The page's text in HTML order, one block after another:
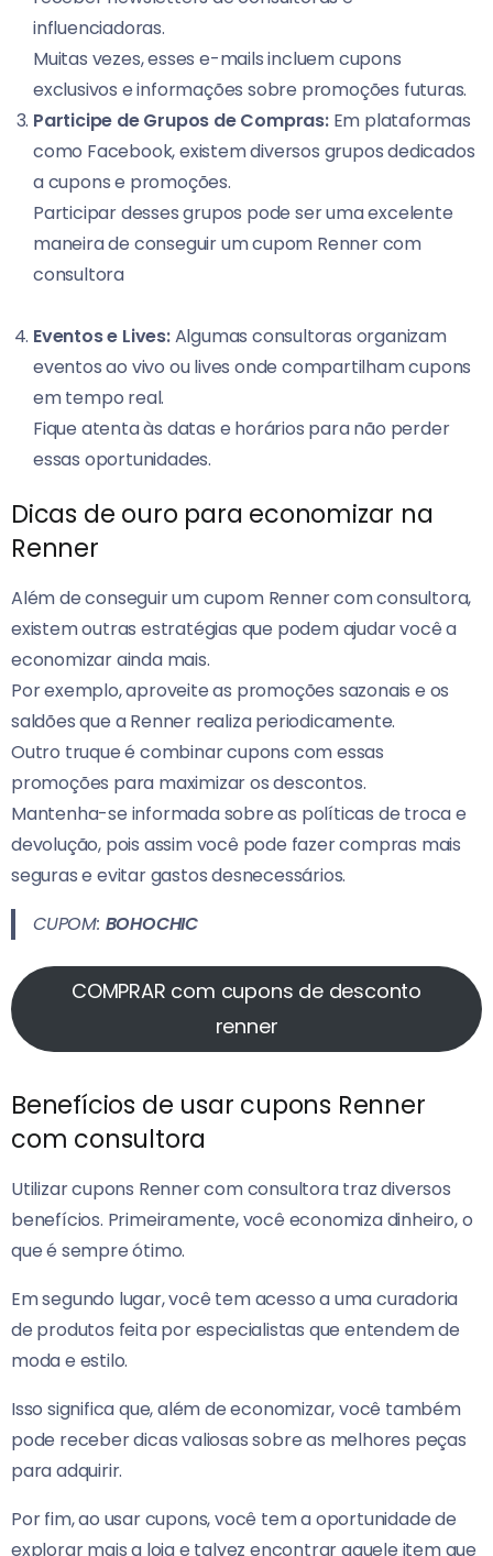
influenciadoras.
Muitas vezes, esses e-mails incluem cupons
exclusivos e informações sobre promoções futuras.
Participe de Grupos de Compras:Em plataformas
como Facebook, existem diversos grupos dedicados
a cupons e promoções.
Participar desses grupos pode ser uma excelente
maneira de conseguir um cupom Renner com
consultora
Eventos e Lives:Algumas consultoras organizam
eventos ao vivo ou lives onde compartilham cupons
em tempo real.
Fique atenta às datas e horários para não perder
essas oportunidades.
Dicas de ouro para economizar na
Renner
Além de conseguir um cupom Renner com consultora,
existem outras estratégias que podem ajudar você a
economizar ainda mais.
Por exemplo, aproveite as promoções sazonais e os
saldões que a Renner realiza periodicamente.
Outro truque é combinar cupons com essas
promoções para maximizar os descontos.
Mantenha-se informada sobre as políticas de troca e
devolução, pois assim você pode fazer compras mais
seguras e evitar gastos desnecessários.
CUPOM: BOHOCHIC
COMPRAR com cupons de desconto
renner
Benefícios de usar cupons Renner
com consultora
Utilizar cupons Renner com consultora traz diversos
benefícios. Primeiramente, você economiza dinheiro, o
que é sempre ótimo.
Em segundo lugar, você tem acesso a uma curadoria
de produtos feita por especialistas que entendem de
moda e estilo.
Isso significa que, além de economizar, você também
pode receber dicas valiosas sobre as melhores peças
para adquirir.
Por fim, ao usar cupons, você tem a oportunidade de
explorar mais a loja e talvez encontrar aquele item que